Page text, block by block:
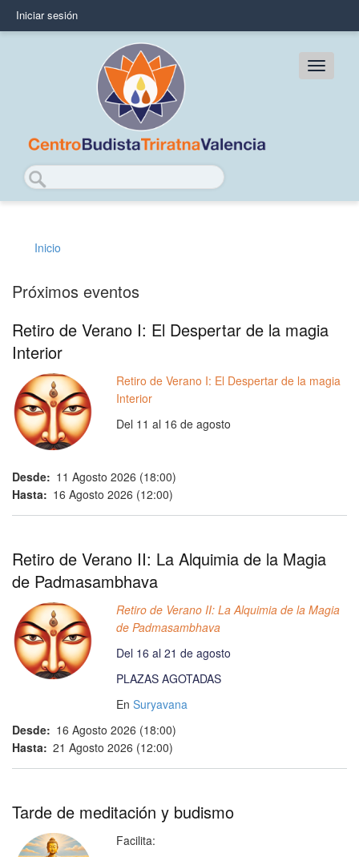
principal
User
Iniciar sesión
Main
Buscar
enlaces
de
ayuda
a
la
navegación
Inicio
Próximos eventos
Retiro de Verano I: El Despertar de la magia
Interior
Retiro de Verano I: El Despertar de la magia
Interior
Del 11 al 16 de agosto
Desde
11 Agosto 2026 (18:00)
Hasta
16 Agosto 2026 (12:00)
Retiro de Verano II: La Alquimia de la Magia
de Padmasambhava
Retiro de Verano II: La Alquimia de la Magia
de Padmasambhava
Del 16 al 21 de agosto
PLAZAS AGOTADAS
En Suryavana
Desde
16 Agosto 2026 (18:00)
Hasta 21 Agosto 2026 (12:00)
Tarde de meditación y budismo
Facilita: